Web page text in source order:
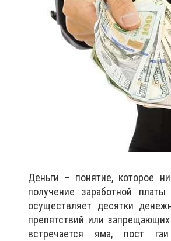
Деньги – понятие, которое
получение заработной
осуществляет десятки
препятствий или
встречается яма, пост